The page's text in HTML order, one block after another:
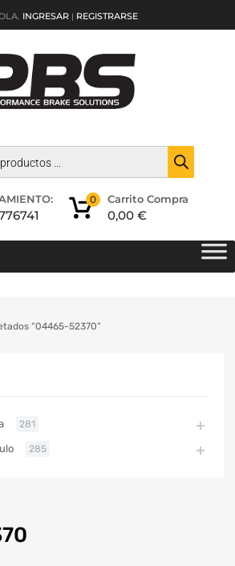
INGRESAR | REGISTRARSE
Carrito Compra
0,00 €
0
“04465-52370”
281
285